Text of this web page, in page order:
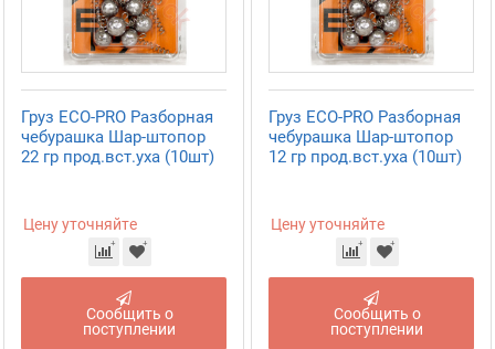
Груз ECO-PRO Разборная
чебурашка Шар-штопор
22 гр прод.вст.уха (10шт)
Цену уточняйте
Сообщить о
поступлении
Груз ECO-PRO Разборная
чебурашка Шар-штопор
12 гр прод.вст.уха (10шт)
Цену уточняйте
Сообщить о
поступлении